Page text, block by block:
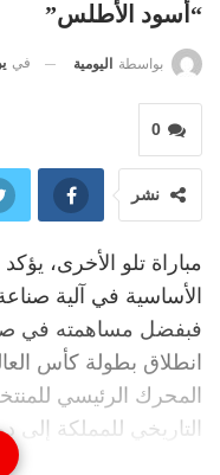
“أسود الأطلس”
بواسطة اليومية في
0
نشر
مباراة تلو الأخرى، يؤكد
الأساسية في آلية
فبفضل مساهمته في
المحرك الرئيسي
التاريخي للمملكة إلى